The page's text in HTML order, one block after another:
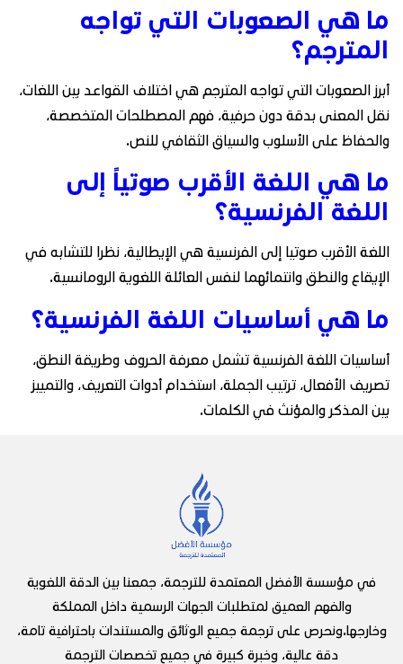
ما هي الصعوبات التي تواجه
المترجم؟
أبرز الصعوبات التي تواجه المترجم هي اختلاف القواعد بين اللغات،
نقل المعنى بدقة دون حرفية، فهم المصطلحات المتخصصة،
والحفاظ على الأسلوب والسياق الثقافي للنص.
ما هي اللغة الأقرب صوتياً إلى
اللغة الفرنسية؟
اللغة الأقرب صوتيا إلى الفرنسية هي الإيطالية، نظرا للتشابه في
الإيقاع والنطق وانتمائهما لنفس العائلة اللغوية الرومانسية.
ما هي أساسيات اللغة الفرنسية؟
أساسيات اللغة الفرنسية تشمل معرفة الحروف وطريقة النطق،
تصريف الأفعال، ترتيب الجملة، استخدام أدوات التعريف، والتمييز
بين المذكر والمؤنث في الكلمات.
في مؤسسة الأفضل المعتمدة للترجمة، جمعنا بين الدقة اللغوية
والفهم العميق لمتطلبات الجهات الرسمية داخل المملكة
وخارجها.ونحرص على ترجمة جميع الوثائق والمستندات باحترافية تامة،
دقة عالية، وخبرة كبيرة في جميع تخصصات الترجمة